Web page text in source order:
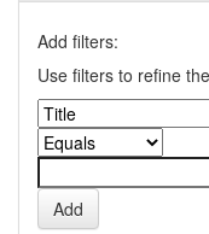
Add filters:
Use filters to refine